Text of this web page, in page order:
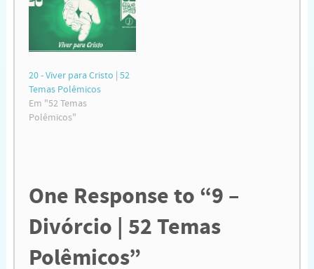
20 - Viver para Cristo | 52
Temas Polêmicos
Em "52 Temas
Polêmicos"
One Response to “9 –
Divórcio | 52 Temas
Polêmicos”